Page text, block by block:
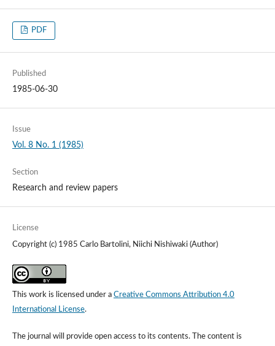
PDF
Published
1985-06-30
Issue
Vol. 8 No. 1 (1985)
Section
Research and review papers
License
Copyright (c) 1985 Carlo Bartolini, Niichi Nishiwaki (Author)
This work is licensed under a Creative Commons Attribution 4.0
International License.
The journal will provide open access to its contents.The content is